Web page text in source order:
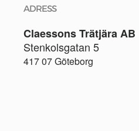
ADRESS
Claessons Trätjära AB
Stenkolsgatan 5
417 07 Göteborg